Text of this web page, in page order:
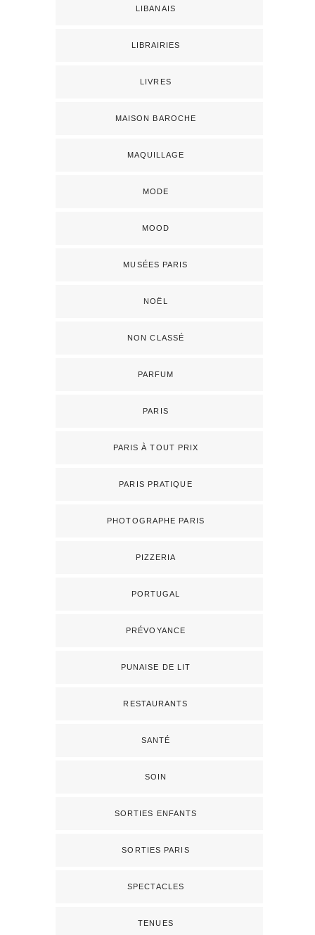
LIBANAIS
LIBRAIRIES
LIVRES
MAISON BAROCHE
MAQUILLAGE
MODE
MOOD
MUSÉES PARIS
NOËL
NON CLASSÉ
PARFUM
PARIS
PARIS À TOUT PRIX
PARIS PRATIQUE
PHOTOGRAPHE PARIS
PIZZERIA
PORTUGAL
PRÉVOYANCE
PUNAISE DE LIT
RESTAURANTS
SANTÉ
SOIN
SORTIES ENFANTS
SORTIES PARIS
SPECTACLES
TENUES